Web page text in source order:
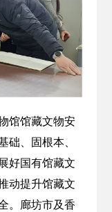
馆馆藏文物安
础、固根本、
好国有馆藏文
动提升馆藏文
。廊坊市及香